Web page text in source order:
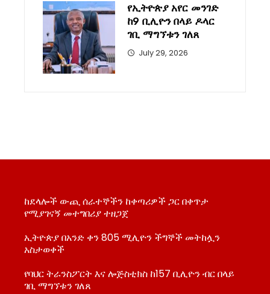
የኢትዮጵያ አየር መንገድ
ከ9 ቢሊዮን በላይ ዶላር
ገቢ ማግኘቱን ገለጸ
July 29, 2026
ከደላሎች ውጪ ሰራተኞችን ከቀጣሪዎች ጋር በቀጥታ
የሚያገናኝ መተግበሪያ ተዘጋጀ
ኢትዮጵያ በአንድ ቀን 805 ሚሊዮን ችግኞች መትከሏን
አስታወቀች
የባህር ትራንስፖርት እና ሎጅስቲክስ ከ157 ቢሊዮን ብር በላይ
ገቢ ማግኘቱን ገለጸ